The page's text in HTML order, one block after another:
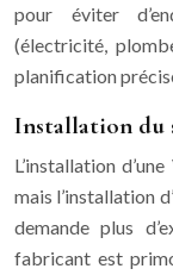
pour éviter
(électricité,
planification
Installation du
L’installation
mais l’installation
demande plus
fabricant est